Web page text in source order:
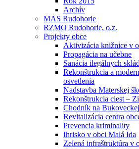
Archív
MAS Rudohorie
RZMO Rudohorie, o.z.
Projekty obce
Aktivizácia knižnice v
Propagácia na učebne
Sanácia ilegálnych
Rekonštrukcia a
osvetlenia
Nadstavba Materskej
Rekonštrukcia ciest –
Chodník na
Revitalizácia centra
Prevencia kriminality
Ihrisko v obci Malá Ida
Zelená infraštruktúra v